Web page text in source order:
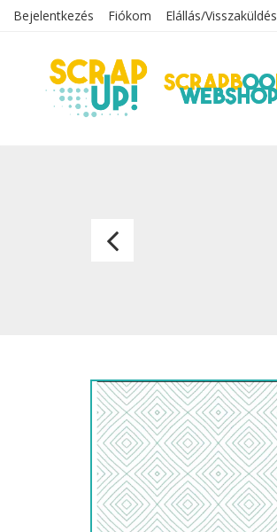
Bejelentkezés Fiókom Elállás/Visszaküldés
Énidő-06